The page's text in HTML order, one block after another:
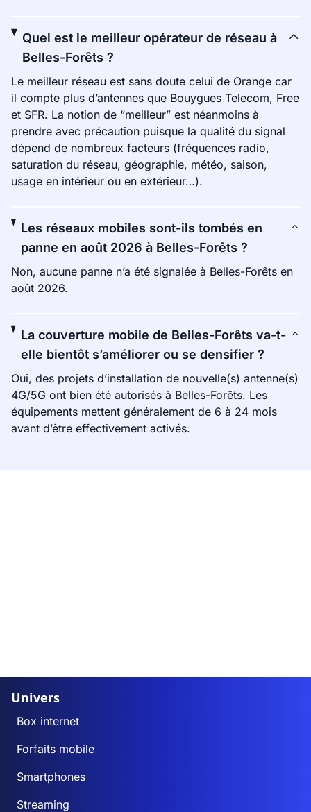
Quel est le meilleur opérateur de réseau à
Belles-Forêts ?
Le meilleur réseau est sans doute celui de Orange car
il compte plus d’antennes que Bouygues Telecom, Free
et SFR. La notion de “meilleur” est néanmoins à
prendre avec précaution puisque la qualité du signal
dépend de nombreux facteurs (fréquences radio,
saturation du réseau, géographie, météo, saison,
usage en intérieur ou en extérieur…).
Les réseaux mobiles sont-ils tombés en
panne en août 2026 à Belles-Forêts ?
Non, aucune panne n’a été signalée à Belles-Forêts en
août 2026.
La couverture mobile de Belles-Forêts va-t-
elle bientôt s’améliorer ou se densifier ?
Oui, des projets d’installation de nouvelle(s) antenne(s)
4G/5G ont bien été autorisés à Belles-Forêts. Les
équipements mettent généralement de 6 à 24 mois
avant d’être effectivement activés.
Univers
Box internet
Forfaits mobile
Smartphones
Streaming